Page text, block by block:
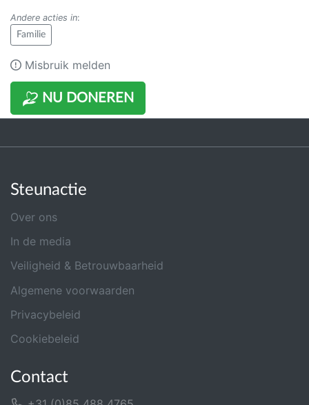
NU DONEREN
Andere acties in:
Familie
Misbruik melden
Steunactie
Over ons
In de media
Veiligheid & Betrouwbaarheid
Algemene voorwaarden
Privacybeleid
Cookiebeleid
Contact